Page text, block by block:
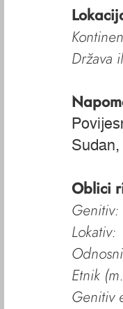
Država
Oblici
Genitiv:
Lokativ:
Etnik
Genitiv